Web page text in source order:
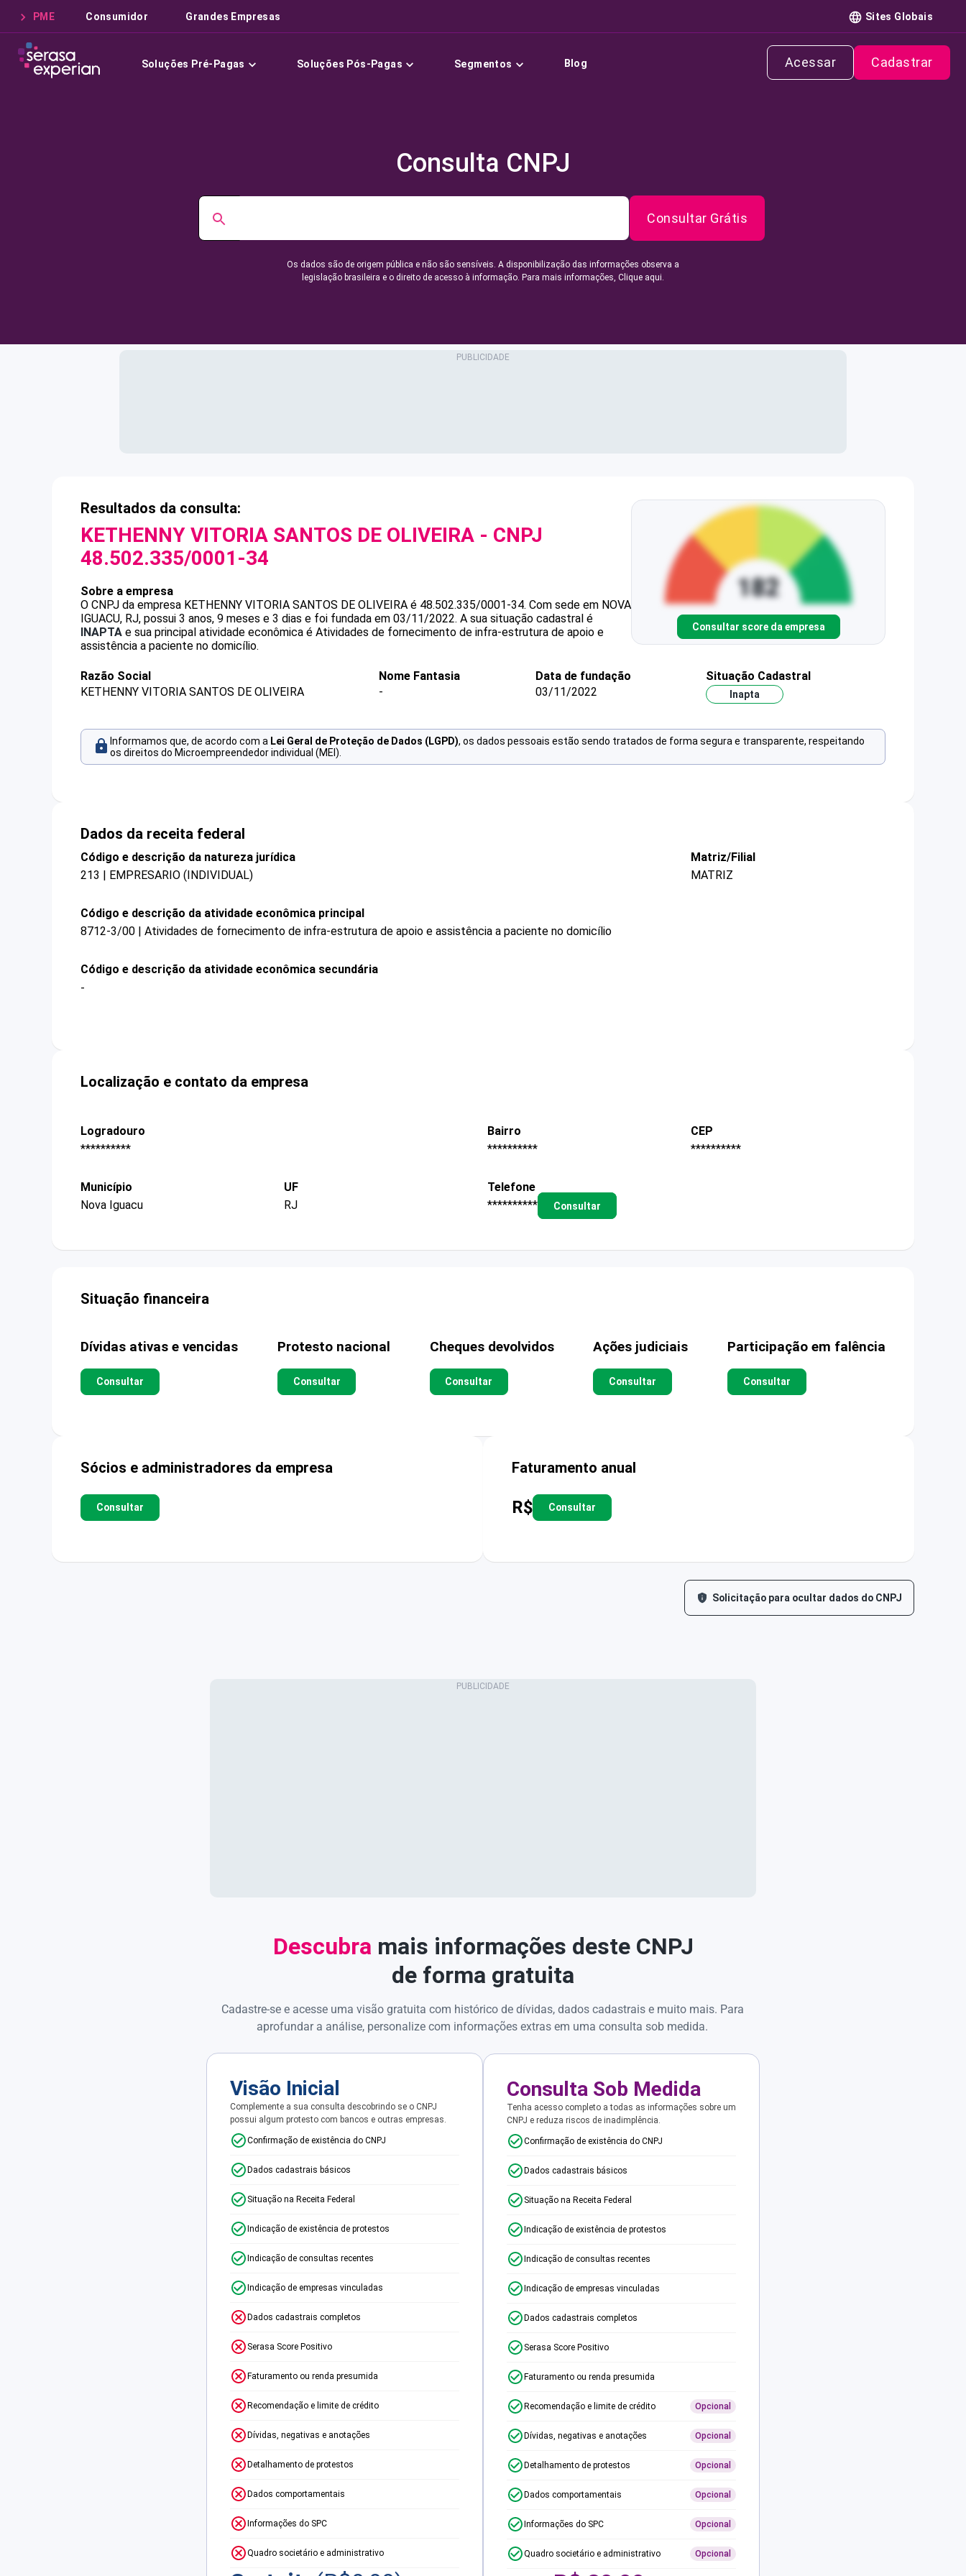
PME Consumidor Grandes Empresas Sites Globais
Soluções Pré-Pagas Soluções Pós-Pagas Segmentos Blog Acessar Cadastrar
Consulta CNPJ
Consultar Grátis
Os dados são de origem pública e não são sensíveis. A disponibilização das informações observa a
legislação brasileira e o direito de acesso à informação. Para mais informações, Clique aqui.
Resultados da consulta:
KETHENNY VITORIA SANTOS DE OLIVEIRA - CNPJ
48.502.335/0001-34
Sobre a empresa
O CNPJ da empresa KETHENNY VITORIA SANTOS DE OLIVEIRA é 48.502.335/0001-34. Com sede em NOVA
IGUACU, RJ, possui 3 anos, 9 meses e 3 dias e foi fundada em 03/11/2022. A sua situação cadastral é
INAPTA e sua principal atividade econômica é Atividades de fornecimento de infra-estrutura de apoio e
assistência a paciente no domicílio.
Consultar score da empresa
Razão Social
KETHENNY VITORIA SANTOS DE OLIVEIRA
Nome Fantasia
-
Data de fundação
03/11/2022
Situação Cadastral
Inapta
Informamos que, de acordo com a Lei Geral de Proteção de Dados (LGPD), os dados pessoais estão sendo tratados de forma segura e transparente, respeitando
os direitos do Microempreendedor individual (MEI).
Dados da receita federal
Código e descrição da natureza jurídica
213 | EMPRESARIO (INDIVIDUAL)
Matriz/Filial
MATRIZ
Código e descrição da atividade econômica principal
8712-3/00 | Atividades de fornecimento de infra-estrutura de apoio e assistência a paciente no domicílio
Código e descrição da atividade econômica secundária
-
Localização e contato da empresa
Logradouro
**********
Bairro
**********
CEP
**********
Município
Nova Iguacu
UF
RJ
Telefone
**********
Consultar
Situação financeira
Dívidas ativas e vencidas
Consultar
Protesto nacional
Consultar
Cheques devolvidos
Consultar
Ações judiciais
Consultar
Participação em falência
Consultar
Sócios e administradores da empresa
Consultar
Faturamento anual
R$ Consultar
Solicitação para ocultar dados do CNPJ
Descubra mais informações deste CNPJ
de forma gratuita
Cadastre-se e acesse uma visão gratuita com histórico de dívidas, dados cadastrais e muito mais. Para
aprofundar a análise, personalize com informações extras em uma consulta sob medida.
Visão Inicial
Complemente a sua consulta descobrindo se o CNPJ
possui algum protesto com bancos e outras empresas.
Confirmação de existência do CNPJ
Dados cadastrais básicos
Situação na Receita Federal
Indicação de existência de protestos
Indicação de consultas recentes
Indicação de empresas vinculadas
Dados cadastrais completos
Serasa Score Positivo
Faturamento ou renda presumida
Recomendação e limite de crédito
Dívidas, negativas e anotações
Detalhamento de protestos
Dados comportamentais
Informações do SPC
Quadro societário e administrativo
Consulta Sob Medida
Tenha acesso completo a todas as informações sobre um
CNPJ e reduza riscos de inadimplência.
Confirmação de existência do CNPJ
Dados cadastrais básicos
Situação na Receita Federal
Indicação de existência de protestos
Indicação de consultas recentes
Indicação de empresas vinculadas
Dados cadastrais completos
Serasa Score Positivo
Faturamento ou renda presumida
Recomendação e limite de crédito Opcional
Dívidas, negativas e anotações Opcional
Detalhamento de protestos Opcional
Dados comportamentais Opcional
Informações do SPC Opcional
Quadro societário e administrativo Opcional